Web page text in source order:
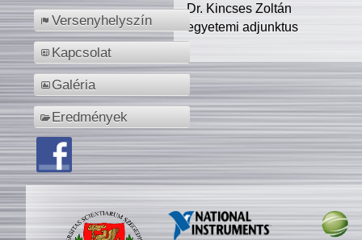
Versenyhelyszín
Kapcsolat
Galéria
Eredmények
Dr. Kincses Zoltán
egyetemi adjunktus